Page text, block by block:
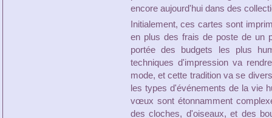
encore aujourd'hui dans des
Initialement, ces cartes sont
en plus des frais de poste de un
portée des budgets les plus
techniques d'impression va
mode, et cette tradition va se
les types d'événements de la vie
vœux sont étonnamment
des cloches, d'oiseaux, et des